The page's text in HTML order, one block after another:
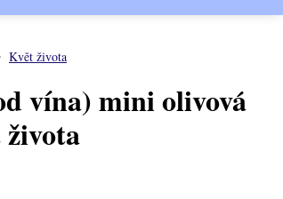
Květ života
vína) mini olivová